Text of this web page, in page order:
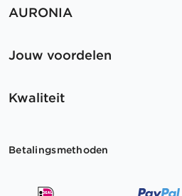
AURONIA
Jouw voordelen
Kwaliteit
Betalingsmethoden